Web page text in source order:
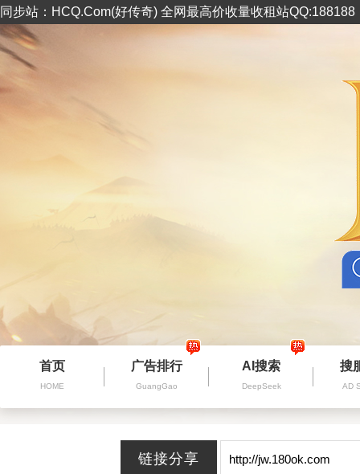
同步站：HCQ.Com(好传奇) 全网最高价收量收租站
首页
HOME
广告排行
GuangGao
AI搜索
DeepSeek
搜
AD